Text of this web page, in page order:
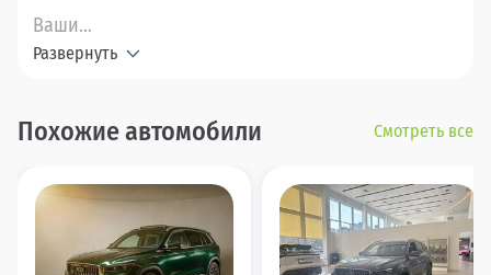
Ваши...
Развернуть
Похожие автомобили Смотреть все